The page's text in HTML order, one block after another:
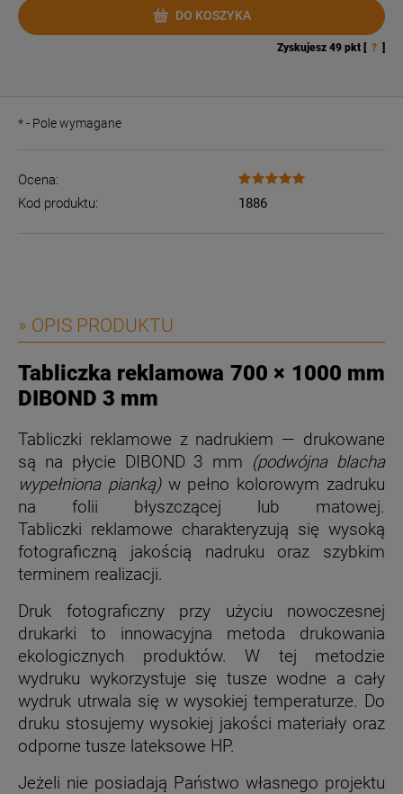
DO KOSZYKA
Zyskujesz 49 pkt [ ? ]
*- Pole wymagane
Ocena:
Kod produktu:
1886
» OPIS PRODUKTU
Tabliczka reklamowa 700 × 1000 mm
DIBOND 3 mm
Tabliczki reklamowe z nadrukiem — drukowane
są na płycie DIBOND 3 mm (podwójna blacha
wypełniona pianką)w pełno kolorowym zadruku
na folii błyszczącej lub matowej.
Tabliczki reklamowe charakteryzują się wysoką
fotograficzną jakością nadruku oraz szybkim
terminem realizacji.
Druk fotograficzny przy użyciu nowoczesnej
drukarki to innowacyjna metoda drukowania
ekologicznych produktów. W tej metodzie
wydruku wykorzystuje się tusze wodne a cały
wydruk utrwala się w wysokiej temperaturze. Do
druku stosujemy wysokiej jakości materiały oraz
odporne tusze lateksowe HP.
Jeżeli nie posiadają Państwo własnego projektu